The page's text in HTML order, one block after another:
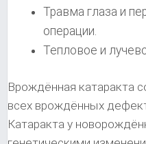
Травма глаза и
операции.
Тепловое и
Врождённая катаракта
всех врождённых
Катаракта у